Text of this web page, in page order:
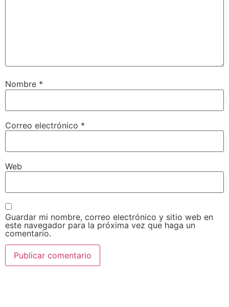
Nombre *
Correo electrónico *
Web
Guardar mi nombre, correo electrónico y sitio web en
este navegador para la próxima vez que haga un
comentario.